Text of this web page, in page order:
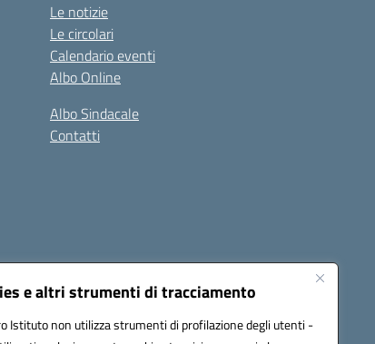
e altri strumenti di tracciamento
Istituto non utilizza strumenti di profilazione degli utenti -
Le notizie
Le circolari
Calendario eventi
Albo Online
Albo Sindacale
Contatti